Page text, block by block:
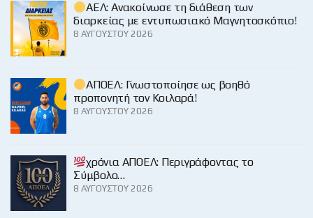
ΑΕΛ: Ανακοίνωσε τη διάθεση των
διαρκείας με εντυπωσιακό Μαγνητοσκόπιο!
8 ΑΥΓΟΎΣΤΟΥ 2026
ΑΠΟΕΛ: Γνωστοποίησε ως βοηθό
προπονητή τον Κοιλαρά!
8 ΑΥΓΟΎΣΤΟΥ 2026
χρόνια ΑΠΟΕΛ: Περιγράφοντας το
Σύμβολο…
8 ΑΥΓΟΎΣΤΟΥ 2026